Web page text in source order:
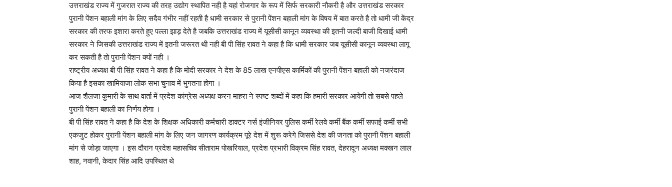
उत्तराखंड राज्य में गुजरात राज्य की तरह उद्योग स्थापित नही है यहां रोजगार के रूप में सिर्फ सरकारी नौकरी है और उत्तराखंड सरकार
पुरानी पेंशन बहाली मांग के लिए सदैव गंभीर नहीं रहती है धामी सरकार से पुरानी पेंशन बहाली मांग के विषय में बात करते है तो धामी जी केंद्र
सरकार की तरफ इशारा करते हुए पल्ला झाड़ देते है जबकि उत्तराखंड राज्य में यूसीसी कानून व्यवस्था की इतनी जल्दी बाजी दिखाई धामी
सरकार ने जिसकी उत्तराखंड राज्य में इतनी जरूरत थी नही बी पी सिंह रावत ने कहा है कि धामी सरकार जब यूसीसी कानून व्यवस्था लागू
कर सकती है तो पुरानी पेंशन क्यों नही ।
राष्ट्रीय अध्यक्ष बी पी सिंह रावत ने कहा है कि मोदी सरकार ने देश के 85 लाख एनपीएस कार्मिकों की पुरानी पेंशन बहाली को नजरंदाज
किया है इसका खामियाजा लोक सभा चुनाव में भुगतना होगा ।
आज शैलजा कुमारी के साथ वार्ता में प्रदेश कांग्रेस अध्यक्ष करन माहरा ने स्पष्ट शब्दों में कहा कि हमारी सरकार आयेगी तो सबसे पहले
पुरानी पेंशन बहाली का निर्णय होगा ।
बी पी सिंह रावत ने कहा है कि देश के शिक्षक अधिकारी कर्मचारी डाक्टर नर्स इंजीनियर पुलिस कर्मी रेलवे कर्मी बैंक कर्मी सफाई कर्मी सभी
एकजुट होकर पुरानी पेंशन बहाली मांग के लिए जन जागरण कार्यक्रम पूरे देश में शुरू करेगे जिससे देश की जनता को पुरानी पेंशन बहाली
मांग से जोड़ा जाएगा । इस दौरान प्रदेश महासचिव सीताराम पोखरियाल, प्रदेश प्रभारी विक्रम सिंह रावत, देहरादून अध्यक्ष मक्खन लाल
शाह, नवानी, केदार सिंह आदि उपस्थित थे